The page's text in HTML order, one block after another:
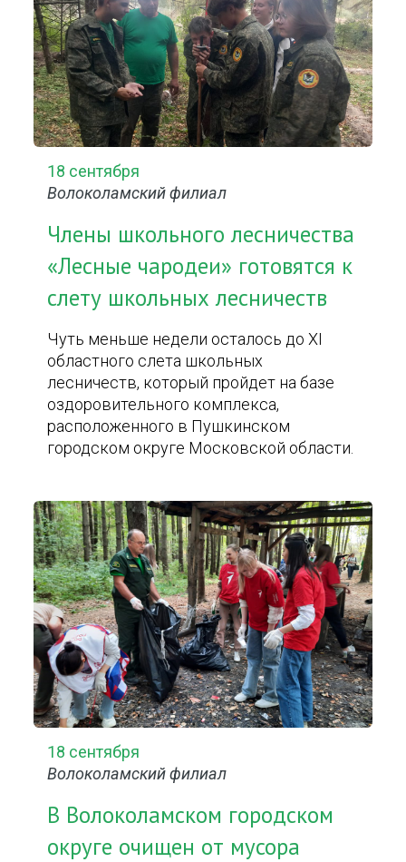
18 сентября
Волоколамский филиал
Члены школьного лесничества
«Лесные чародеи» готовятся к
слету школьных лесничеств
Чуть меньше недели осталось до XI
областного слета школьных
лесничеств, который пройдет на базе
оздоровительного комплекса,
расположенного в Пушкинском
городском округе Московской области.
18 сентября
Волоколамский филиал
В Волоколамском городском
округе очищен от мусора